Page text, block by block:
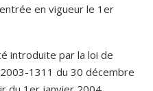
en vigueur le 1er
introduite par la loi de
1311 du 30 décembre